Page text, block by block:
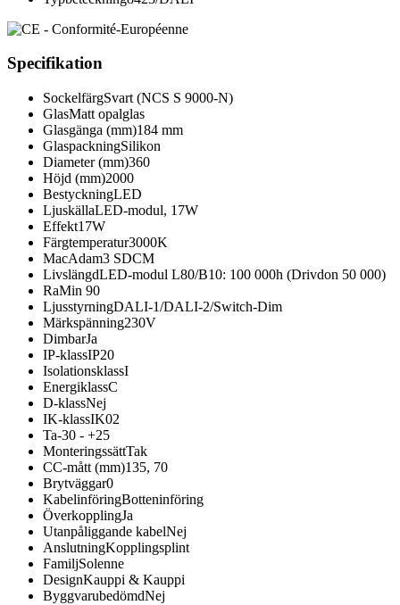
Specifikation
SockelfärgSvart (NCS S 9000-N)
GlasMatt opalglas
Glasgänga (mm)184 mm
GlaspackningSilikon
Diameter (mm)360
Höjd (mm)2000
BestyckningLED
LjuskällaLED-modul, 17W
Effekt17W
Färgtemperatur3000K
MacAdam3 SDCM
LivslängdLED-modul L80/B10: 100 000h (Drivdon 50 000)
RaMin 90
LjusstyrningDALI-1/DALI-2/Switch-Dim
Märkspänning230V
DimbarJa
IP-klassIP20
IsolationsklassI
EnergiklassC
D-klassNej
IK-klassIK02
Ta-30 - +25
MonteringssättTak
CC-mått (mm)135, 70
Brytväggar0
KabelinföringBotteninföring
ÖverkopplingJa
Utanpåliggande kabelNej
AnslutningKopplingsplint
FamiljSolenne
DesignKauppi & Kauppi
ByggvarubedömdNej